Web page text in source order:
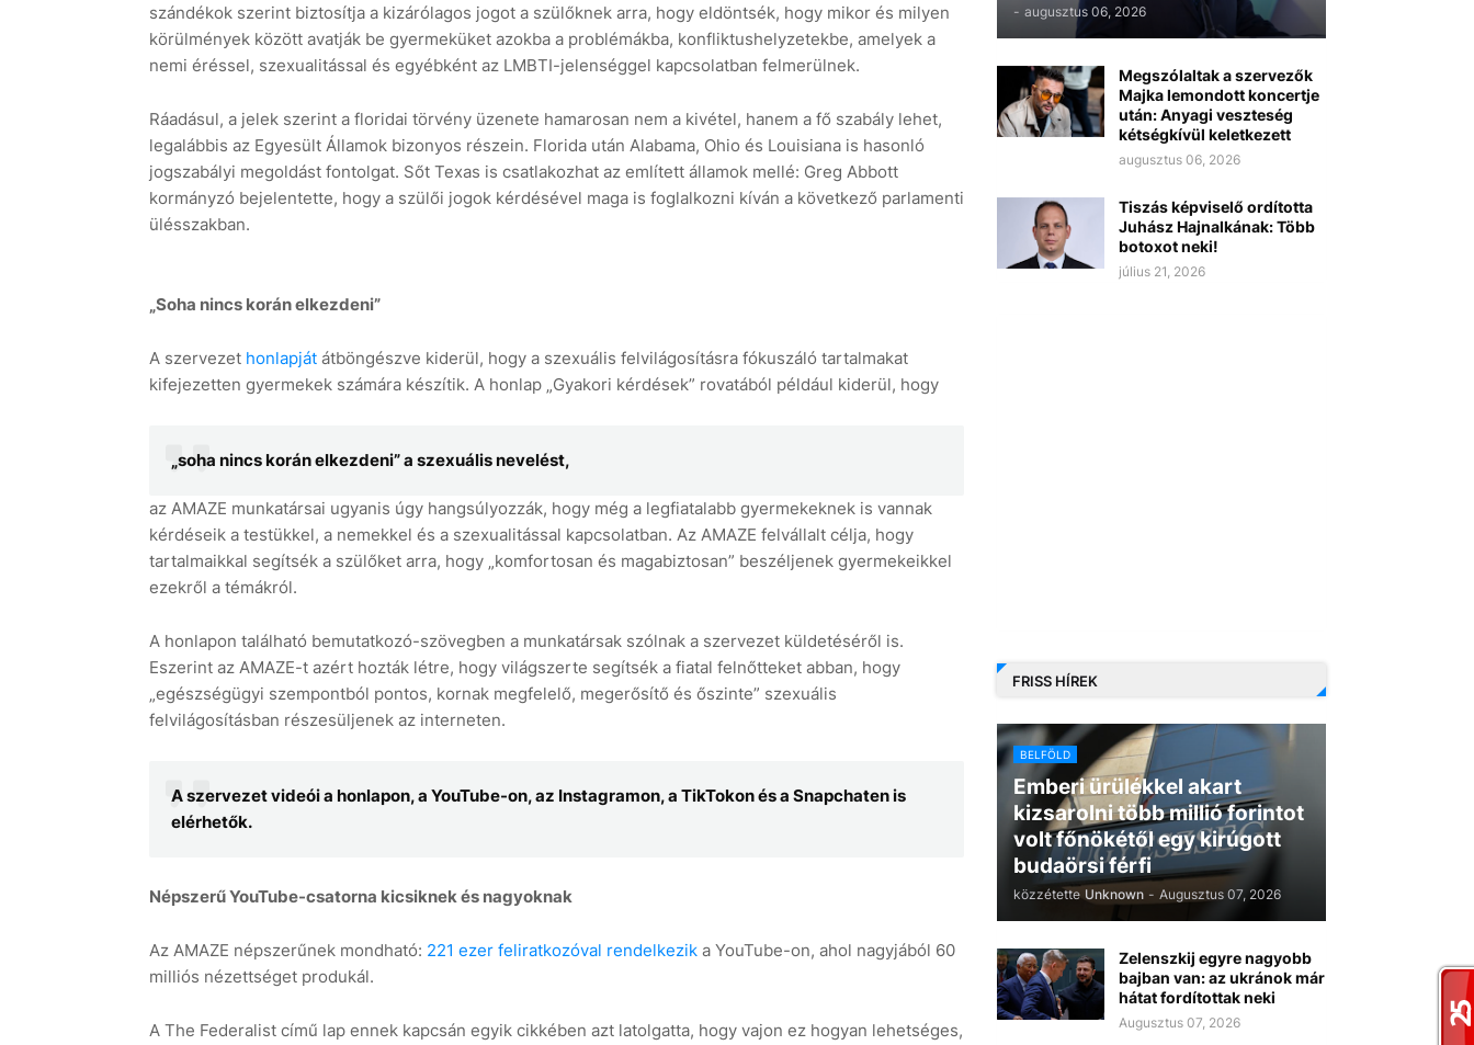
szándékok szerint biztosítja a kizárólagos jogot a szülőknek arra, hogy eldöntsék, hogy mikor és milyen
körülmények között avatják be gyermeküket azokba a problémákba, konfliktushelyzetekbe, amelyek a
nemi éréssel, szexualitással és egyébként az LMBTI-jelenséggel kapcsolatban felmerülnek.
Ráadásul, a jelek szerint a floridai törvény üzenete hamarosan nem a kivétel, hanem a fő szabály lehet,
legalábbis az Egyesült Államok bizonyos részein. Florida után Alabama, Ohio és Louisiana is hasonló
jogszabályi megoldást fontolgat. Sőt Texas is csatlakozhat az említett államok mellé: Greg Abbott
kormányzó bejelentette, hogy a szülői jogok kérdésével maga is foglalkozni kíván a következő parlamenti
ülésszakban.
„Soha nincs korán elkezdeni”
A szervezet honlapjátátböngészve kiderül, hogy a szexuális felvilágosításra fókuszáló tartalmakat
kifejezetten gyermekek számára készítik. A honlap „Gyakori kérdések” rovatából például kiderül, hogy
„soha nincs korán elkezdeni” a szexuális nevelést,
az AMAZE munkatársai ugyanis úgy hangsúlyozzák, hogy még a legfiatalabb gyermekeknek is vannak
kérdéseik a testükkel, a nemekkel és a szexualitással kapcsolatban. Az AMAZE felvállalt célja, hogy
tartalmaikkal segítsék a szülőket arra, hogy „komfortosan és magabiztosan” beszéljenek gyermekeikkel
ezekről a témákról.
A honlapon található bemutatkozó-szövegben a munkatársak szólnak a szervezet küldetéséről is.
Eszerint az AMAZE-t azért hozták létre, hogy világszerte segítsék a fiatal felnőtteket abban, hogy
„egészségügyi szempontból pontos, kornak megfelelő, megerősítő és őszinte” szexuális
felvilágosításban részesüljenek az interneten.
A szervezet videói a honlapon, a YouTube-on, az Instagramon, a TikTokon és a Snapchaten is
elérhetők.
Népszerű YouTube-csatorna kicsiknek és nagyoknak
Az AMAZE népszerűnek mondható: 221 ezer feliratkozóval rendelkezika YouTube-on, ahol nagyjából 60
milliós nézettséget produkál.
A The Federalist című lap ennek kapcsán egyik cikkében azt latolgatta, hogy vajon ez hogyan lehetséges,
- augusztus 06, 2026
Megszólaltak a szervezők
Majka lemondott koncertje
után: Anyagi veszteség
kétségkívül keletkezett
augusztus 06, 2026
Tiszás képviselő ordította
Juhász Hajnalkának: Több
botoxot neki!
július 21, 2026
FRISS HÍREK
BELFÖLD
Emberi ürülékkel akart
kizsarolni több millió forintot
volt főnökétől egy kirúgott
budaörsi férfi
közzétette Unknown - Augusztus 07, 2026
Zelenszkij egyre nagyobb
bajban van: az ukránok már
hátat fordítottak neki
Augusztus 07, 2026